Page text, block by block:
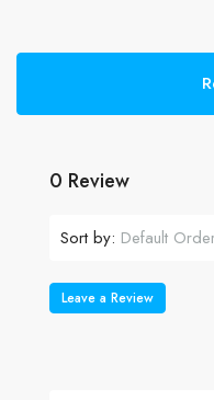
0 Review
Sort by: Default
Leave a Review